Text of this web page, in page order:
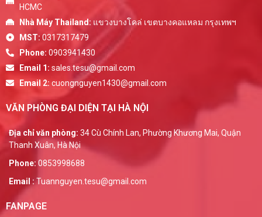
HCMC
Nhà Máy Thailand: แขวงบางโคล่ เขตบางคอแหลม กรุงเทพฯ
MST: 0317317479
Phone: 0903941430
Email 1: sales.tesu@gmail.com
Email 2: cuongnguyen1430@gmail.com
VĂN PHÒNG ĐẠI DIỆN TẠI HÀ NỘI
Địa chỉ văn phòng: 34 Cù Chính Lan, Phường Khương Mai, Quận
Thanh Xuân, Hà Nội
Phone: 0853998688
Email :Tuannguyen.tesu@gmail.com
FANPAGE